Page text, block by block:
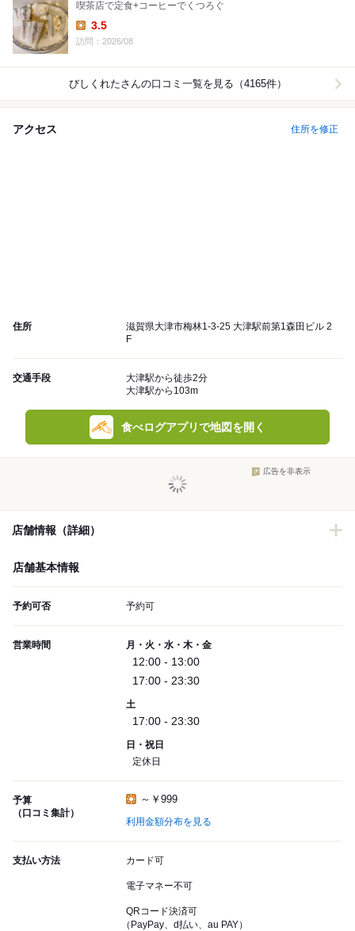
喫茶店で定食+コーヒーでくつろぐ
Lunch:
3.5
訪問：2026/08
びしくれたさんの口コミ一覧を見る（4165件）
アクセス 住所を修正
住所
滋賀県大津市梅林1-3-25 大津駅前第1森田ビル 2
F
交通手段
大津駅から徒歩2分
大津駅から103m
食べログアプリで地図を開く
広告を非表示
店舗情報（詳細）
店舗基本情報
予約可否 予約可
営業時間 月・火・水・木・金
12:00 - 13:00
17:00 - 23:30
土
17:00 - 23:30
日・祝日
定休日
予算
（口コミ集計）
～￥999
利用金額分布を見る
支払い方法 カード可
電子マネー不可
QRコード決済可
（PayPay、d払い、au PAY）